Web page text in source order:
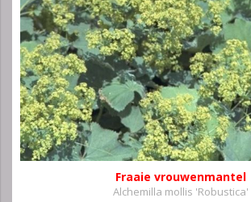
Fraaie vrouwenmantel
Alchemilla mollis 'Robustica'